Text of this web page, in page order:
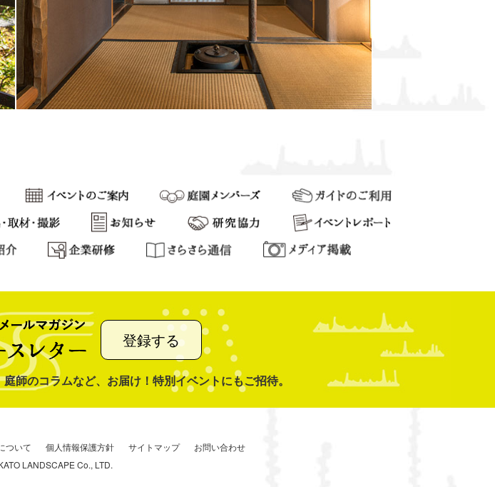
登録する
師のコラムなど、お届け！特別イベントにもご招待。
ついて 個人情報保護方針 サイトマップ
お問い合わせ
LANDSCAPE Co., LTD.